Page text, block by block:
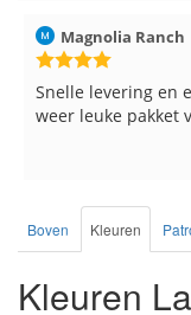
Hilde uit Loyers
Reeds meerdere
breinaalden
Boven Kleuren
Kleuren